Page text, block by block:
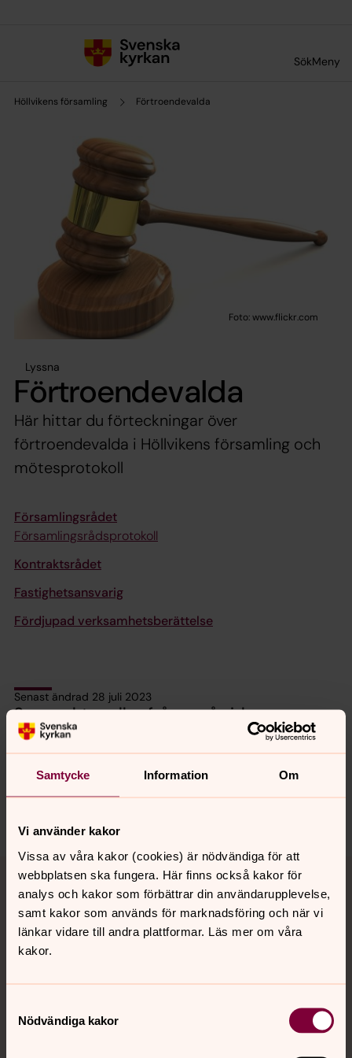
Samtycke Information Om
Vi använder kakor
Vissa av våra kakor (cookies) är nödvändiga för att
webbplatsen ska fungera. Här finns också kakor för
analys och kakor som förbättrar din användarupplevelse,
samt kakor som används för marknadsföring och när vi
länkar vidare till andra plattformar. Läs mer om våra
kakor.
Nödvändiga kakor
SökMeny
Höllvikens församling Förtroendevalda
Lyssna
Förtroendevalda
Här hittar du förteckningar över
förtroendevalda i Höllvikens församling och
mötesprotokoll
Församlingsrådet
Församlingsrådsprotokoll
Kontraktsrådet
Fastighetsansvarig
Fördjupad verksamhetsberättelse
Senast ändrad 28 juli 2023
Synpunkter eller frågor på sidans
innehåll?
hollviken.forsamling@svenskakyrkan.se
Dela
Tillbaka till toppen
Tillbaka till innehållet
Kontakt